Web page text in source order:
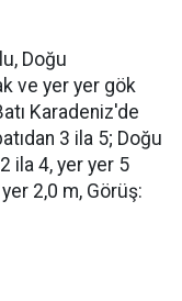
Doğu
ve yer yer gök
Karadeniz'de
3 ila 5; Doğu
ila 4, yer yer 5
2,0 m, Görüş: